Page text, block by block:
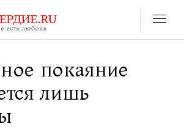
покаяние
лишь